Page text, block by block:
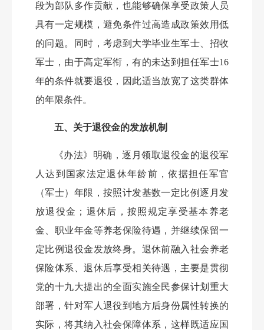
段为部队多作贡献，也能够确保享受政策人员
具有一定规模，避免条件过高造成政策效用低
的问题。同时，考虑到大学毕业生军士、招收
军士，由于高定军衔，有的未达到担任军士16
年的条件就要退役，因此适当放宽了这类群体
的年限条件。
五、关于退役金的发放机制
《办法》明确，逐月领取退役金的退役军
人达到国家法定退休年龄前，依据担任军官
（军士）年限，按照计发基数一定比例逐月发
放退役金；退休后，按照规定享受基本养老
金、职业年金等养老保险待遇，并继续保留一
定比例退役金发放终身。退休前融入社会养老
保险体系、退休后享受相关待遇，主要是贯彻
党的十九大提出的全面实施全民参保计划重大
部署，针对军人退役到地方后身份属性转换的
实际，将其纳入社会保障体系，这样既适应国